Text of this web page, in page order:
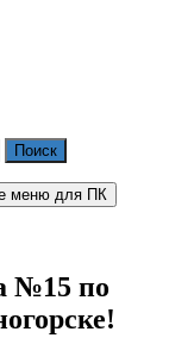
меню для ПК
№15 по